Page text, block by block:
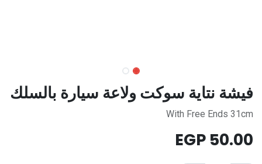
فيشة نتاية سوكت ولاعة سيارة بالسلك
With Free Ends 31cm
50.00